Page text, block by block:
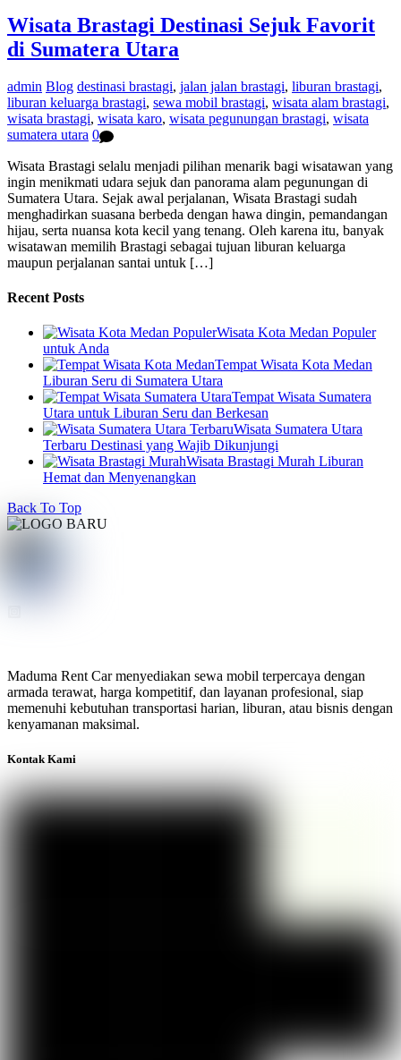
Wisata Brastagi Destinasi Sejuk Favorit
di Sumatera Utara
admin Blog destinasi brastagi, jalan jalan brastagi, liburan brastagi,
liburan keluarga brastagi, sewa mobil brastagi, wisata alam brastagi,
wisata brastagi, wisata karo, wisata pegunungan brastagi, wisata
sumatera utara 0
Wisata Brastagi selalu menjadi pilihan menarik bagi wisatawan yang
ingin menikmati udara sejuk dan panorama alam pegunungan di
Sumatera Utara. Sejak awal perjalanan, Wisata Brastagi sudah
menghadirkan suasana berbeda dengan hawa dingin, pemandangan
hijau, serta nuansa kota kecil yang tenang. Oleh karena itu, banyak
wisatawan memilih Brastagi sebagai tujuan liburan keluarga
maupun perjalanan santai untuk […]
Recent Posts
Wisata Kota Medan Populer
untuk Anda
Tempat Wisata Kota Medan
Liburan Seru di Sumatera Utara
Tempat Wisata Sumatera
Utara untuk Liburan Seru dan Berkesan
Wisata Sumatera Utara
Terbaru Destinasi yang Wajib Dikunjungi
Wisata Brastagi Murah Liburan
Hemat dan Menyenangkan
Back To Top
Maduma Rent Car menyediakan sewa mobil terpercaya dengan
armada terawat, harga kompetitif, dan layanan profesional, siap
memenuhi kebutuhan transportasi harian, liburan, atau bisnis dengan
kenyamanan maksimal.
Kontak Kami